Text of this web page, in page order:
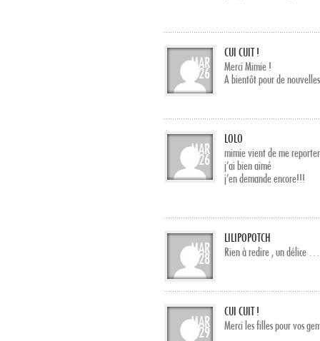
MAR
26
CUI CUIT !
Merci Mimie !
A bientôt pour de
MAR
26
LOLO
mimie vient de me
j’ai bien aimé
j’en demande encore!!!
MAR
28
LILIPOPOTCH
Rien à redire , un délice …
MAR
29
CUI CUIT !
Merci les filles pour vos